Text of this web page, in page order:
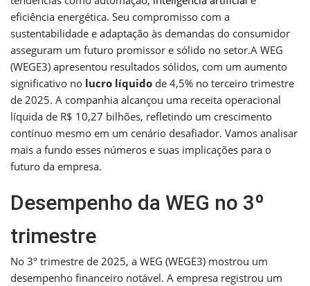
eficiência energética. Seu compromisso com a
sustentabilidade e adaptação às demandas do consumidor
asseguram um futuro promissor e sólido no setor.A WEG
(WEGE3) apresentou resultados sólidos, com um aumento
significativo no lucro líquido de 4,5% no terceiro trimestre
de 2025. A companhia alcançou uma receita operacional
líquida de R$ 10,27 bilhões, refletindo um crescimento
contínuo mesmo em um cenário desafiador. Vamos analisar
mais a fundo esses números e suas implicações para o
futuro da empresa.
Desempenho da WEG no 3º
trimestre
No 3º trimestre de 2025, a WEG (WEGE3) mostrou um
desempenho financeiro notável. A empresa registrou um